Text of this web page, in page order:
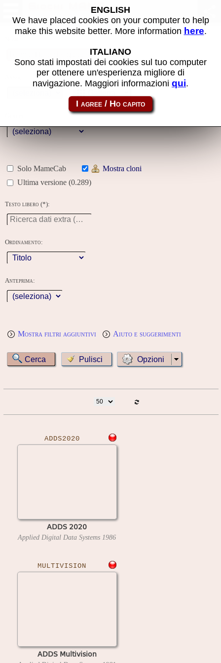
Giochi MAME
Solo MameCab
Mostra cloni
Ultima versione (0.289)
Testo libero (*):
Ordinamento:
Anteprima:
Mostra filtri aggiuntivi Aiuto e suggerimenti
Opzioni
ADDS2020
ADDS 2020
Applied Digital Data Systems 1986
MULTIVISION
ADDS Multivision
ENGLISH
We have placed cookies on your computer to help
make this website better. More information here.
ITALIANO
Sono stati impostati dei cookies sul tuo computer
per ottenere un'esperienza migliore di
navigazione. Maggiori informazioni qui.